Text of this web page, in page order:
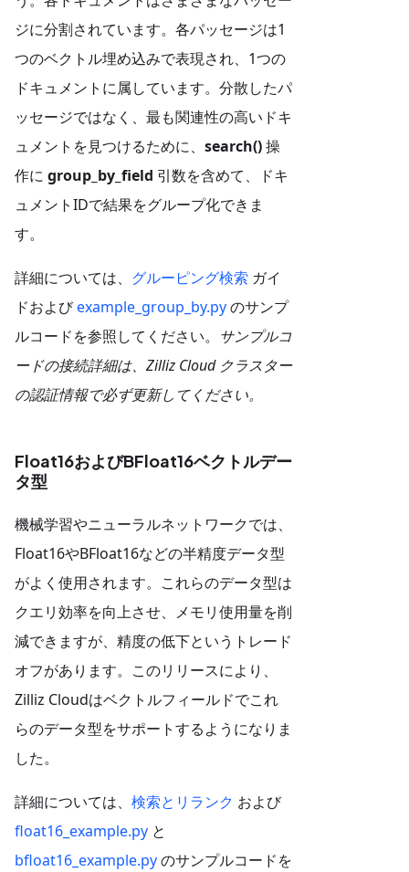
ジに分割されています。各パッセージは1
つのベクトル埋め込みで表現され、1つの
ドキュメントに属しています。分散したパ
ッセージではなく、最も関連性の高いドキ
ュメントを見つけるために、 search()操
作に group_by_field 引数を含めて、ドキ
ュメントIDで結果をグループ化できま
す。
詳細については、 グルーピング検索 ガイ
ドおよびexample_group_by.pyのサンプ
ルコードを参照してください。 サンプルコ
ードの接続詳細は、Zilliz Cloud クラスター
の認証情報で必ず更新してください。
Float16およびBFloat16ベクトルデー
タ型
機械学習やニューラルネットワークでは、
Float16やBFloat16などの半精度データ型
がよく使用されます。これらのデータ型は
クエリ効率を向上させ、メモリ使用量を削
減できますが、精度の低下というトレード
オフがあります。このリリースにより、
Zilliz Cloudはベクトルフィールドでこれ
らのデータ型をサポートするようになりま
した。
詳細については、 検索とリランク および
float16_example.py と
bfloat16_example.pyのサンプルコードを